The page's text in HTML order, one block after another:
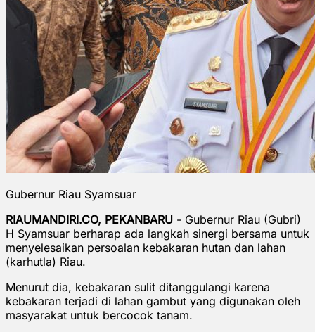
Gubernur Riau Syamsuar
RIAUMANDIRI.CO, PEKANBARU - Gubernur Riau (Gubri)
H Syamsuar berharap ada langkah sinergi bersama untuk
menyelesaikan persoalan kebakaran hutan dan lahan
(karhutla) Riau.
Menurut dia, kebakaran sulit ditanggulangi karena
kebakaran terjadi di lahan gambut yang digunakan oleh
masyarakat untuk bercocok tanam.